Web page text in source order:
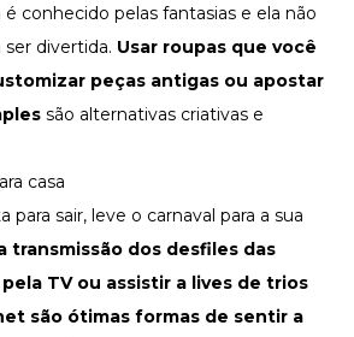
conhecido pelas fantasias e ela não
ser divertida. Usar roupas que você
peças antigas ou apostar
são alternativas criativas e
casa
para sair, leve o carnaval para a sua
transmissão dos desfiles das
TV ou assistir a lives de trios
são ótimas formas de sentir a